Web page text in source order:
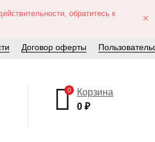
обратитесь к
×
Договор оферты
0
Корзина
0₽